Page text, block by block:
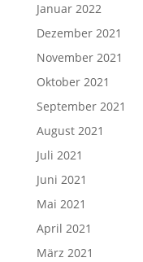
Januar 2022
Dezember 2021
November 2021
Oktober 2021
September 2021
August 2021
Juli 2021
Juni 2021
Mai 2021
April 2021
März 2021